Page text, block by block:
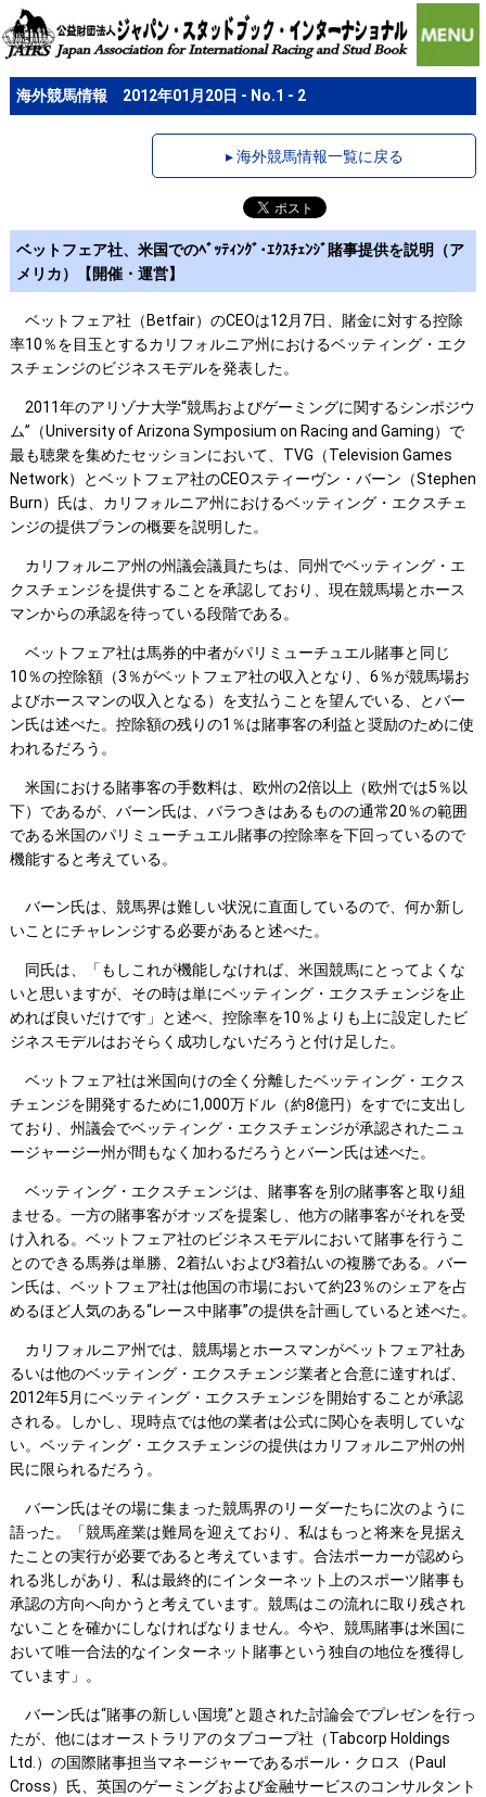
海外競馬情報 2012年01月20日 - No.1 - 2
▸ 海外競馬情報一覧に戻る
ベットフェア社、米国でのﾍﾞｯﾃｨﾝｸﾞ･ｴｸｽﾁｪﾝｼﾞ賭事提供を説明（ア
メリカ）【開催・運営】
ベットフェア社（Betfair）のCEOは12月7日、賭金に対する控除
率10％を目玉とするカリフォルニア州におけるベッティング・エク
スチェンジのビジネスモデルを発表した。
2011年のアリゾナ大学“競馬およびゲーミングに関するシンポジウ
ム”（University of Arizona Symposium on Racing and Gaming）で
最も聴衆を集めたセッションにおいて、TVG（Television Games
Network）とベットフェア社のCEOスティーヴン・バーン（Stephen
Burn）氏は、カリフォルニア州におけるベッティング・エクスチェ
ンジの提供プランの概要を説明した。
カリフォルニア州の州議会議員たちは、同州でベッティング・エ
クスチェンジを提供することを承認しており、現在競馬場とホース
マンからの承認を待っている段階である。
ベットフェア社は馬券的中者がパリミューチュエル賭事と同じ
10％の控除額（3％がベットフェア社の収入となり、6％が競馬場お
よびホースマンの収入となる）を支払うことを望んでいる、とバー
ン氏は述べた。控除額の残りの1％は賭事客の利益と奨励のために使
われるだろう。
米国における賭事客の手数料は、欧州の2倍以上（欧州では5％以
下）であるが、バーン氏は、バラつきはあるものの通常20％の範囲
である米国のパリミューチュエル賭事の控除率を下回っているので
機能すると考えている。
バーン氏は、競馬界は難しい状況に直面しているので、何か新し
いことにチャレンジする必要があると述べた。
同氏は、「もしこれが機能しなければ、米国競馬にとってよくな
いと思いますが、その時は単にベッティング・エクスチェンジを止
めれば良いだけです」と述べ、控除率を10％よりも上に設定したビ
ジネスモデルはおそらく成功しないだろうと付け足した。
ベットフェア社は米国向けの全く分離したベッティング・エクス
チェンジを開発するために1,000万ドル（約8億円）をすでに支出し
ており、州議会でベッティング・エクスチェンジが承認されたニュ
ージャージー州が間もなく加わるだろうとバーン氏は述べた。
ベッティング・エクスチェンジは、賭事客を別の賭事客と取り組
ませる。一方の賭事客がオッズを提案し、他方の賭事客がそれを受
け入れる。ベットフェア社のビジネスモデルにおいて賭事を行うこ
とのできる馬券は単勝、2着払いおよび3着払いの複勝である。バー
ン氏は、ベットフェア社は他国の市場において約23％のシェアを占
めるほど人気のある“レース中賭事”の提供を計画していると述べた。
カリフォルニア州では、競馬場とホースマンがベットフェア社あ
るいは他のベッティング・エクスチェンジ業者と合意に達すれば、
2012年5月にベッティング・エクスチェンジを開始することが承認
される。しかし、現時点では他の業者は公式に関心を表明していな
い。ベッティング・エクスチェンジの提供はカリフォルニア州の州
民に限られるだろう。
バーン氏はその場に集まった競馬界のリーダーたちに次のように
語った。「競馬産業は難局を迎えており、私はもっと将来を見据え
たことの実行が必要であると考えています。合法ポーカーが認めら
れる兆しがあり、私は最終的にインターネット上のスポーツ賭事も
承認の方向へ向かうと考えています。競馬はこの流れに取り残され
ないことを確かにしなければなりません。今や、競馬賭事は米国に
おいて唯一合法的なインターネット賭事という独自の地位を獲得し
ています」。
バーン氏は“賭事の新しい国境”と題された討論会でプレゼンを行っ
たが、他にはオーストラリアのタブコープ社（Tabcorp Holdings
Ltd.）の国際賭事担当マネージャーであるポール・クロス（Paul
Cross）氏、英国のゲーミングおよび金融サービスのコンサルタント